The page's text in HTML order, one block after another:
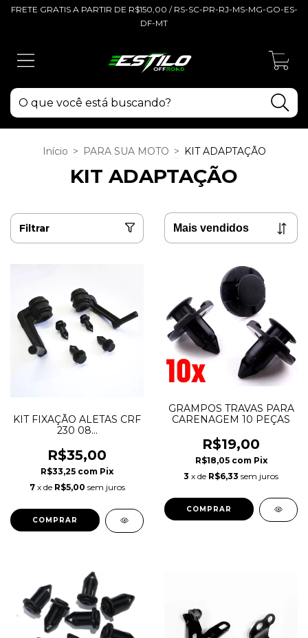
FRETE GRATIS A PARTIR DE R$150,00 / RS-SC-PR-RJ-MS-MG-GO-ES-
DF-MT
Início > PARA SUA MOTO > KIT ADAPTAÇÃO
KIT ADAPTAÇÃO
Filtrar
KIT FIXAÇÃO ALETAS CRF
230 08...
R$35,00
R$33,25 com Pix
7 x de R$5,00 sem juros
GRAMPOS TRAVAS PARA
CARENAGEM 10 PEÇAS
R$19,00
R$18,05 com Pix
3 x de R$6,33 sem juros